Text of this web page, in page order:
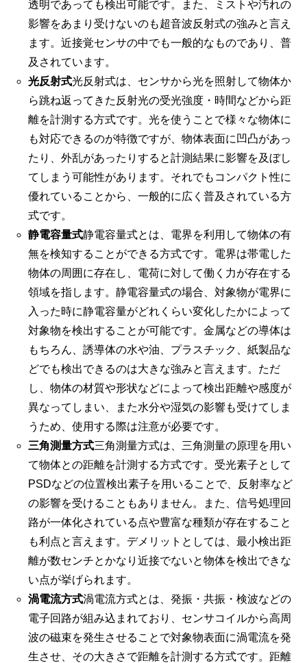
透明であっても検出可能です。また、ミストや汚れの
影響をあまり受けないのも超音波反射式の強みと言え
ます。近接覚センサの中でも一般的なものであり、普
及されています。
光反射式光反射式は、センサから光を照射して物体か
ら跳ね返ってきた反射光の受光強度・時間などから距
離を計測する方式です。光を使うことで様々な物体に
も対応できるのが特徴ですが、物体表面に凹凸があっ
たり、外乱があったりすると計測結果に影響を及ぼし
てしまう可能性があります。それでもコンパクト性に
優れていることから、一般的に広く普及されている方
式です。
静電容量式静電容量式とは、電界を利用して物体の有
無を検知することができる方式です。電界は帯電した
物体の周囲に存在し、電荷に対して働く力が存在する
領域を指します。静電容量式の場合、対象物が電界に
入った時に静電容量がどれくらい変化したかによって
対象物を検出することが可能です。金属などの導体は
もちろん、誘導体の水や油、プラスチック、紙製品な
どでも検出できるのは大きな強みと言えます。ただ
し、物体の材質や形状などによって検出距離や感度が
異なってしまい、また水分や湿気の影響も受けてしま
うため、使用する際は注意が必要です。
三角測量方式三角測量方式は、三角測量の原理を用い
て物体との距離を計測する方式です。受光素子として
PSDなどの位置検出素子を用いることで、反射率など
の影響を受けることもありません。また、信号処理回
路が一体化されている点や豊富な種類が存在すること
も利点と言えます。デメリットとしては、最小検出距
離が数センチとかなり近接でないと物体を検出できな
い点が挙げられます。
渦電流方式渦電流方式とは、発振・共振・検波などの
電子回路が組み込まれており、センサコイルから高周
波の磁束を発生させることで対象物表面に渦電流を発
生させ、その大きさで距離を計測する方式です。距離